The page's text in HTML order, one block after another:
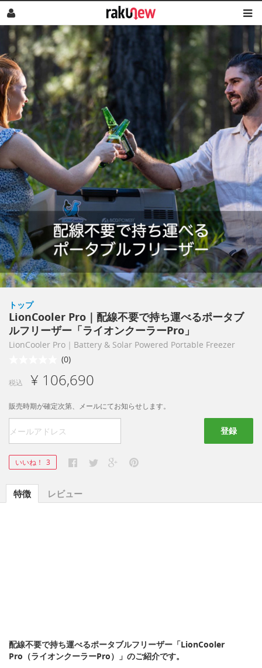
トップ
LionCooler Pro｜配線不要で持ち運べるポータブ
ルフリーザー「ライオンクーラーPro」
LionCooler Pro｜Battery & Solar Powered Portable Freezer
(0)
税込 ¥ 106,690
販売時期が確定次第、メールにてお知らせします。
登録
いいね！ 3
特徴 レビュー
配線不要で持ち運べるポータブルフリーザー「LionCooler
Pro（ライオンクーラーPro）」のご紹介です。